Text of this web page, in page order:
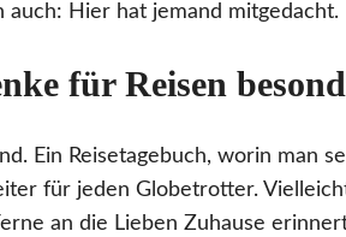
auch: Hier hat jemand mitgedacht.
für Reisen
Ein Reisetagebuch, worin man
für jeden Globetrotter.
an die Lieben Zuhause